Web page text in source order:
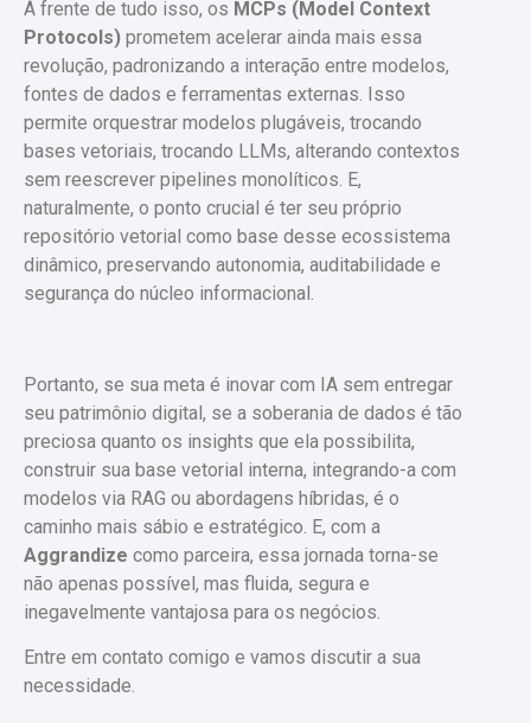
À frente de tudo isso, os MCPs (Model Context
Protocols) prometem acelerar ainda mais essa
revolução, padronizando a interação entre modelos,
fontes de dados e ferramentas externas. Isso
permite orquestrar modelos plugáveis, trocando
bases vetoriais, trocando LLMs, alterando contextos
sem reescrever pipelines monolíticos. E,
naturalmente, o ponto crucial é ter seu próprio
repositório vetorial como base desse ecossistema
dinâmico, preservando autonomia, auditabilidade e
segurança do núcleo informacional.
Portanto, se sua meta é inovar com IA sem entregar
seu patrimônio digital, se a soberania de dados é tão
preciosa quanto os insights que ela possibilita,
construir sua base vetorial interna, integrando-a com
modelos via RAG ou abordagens híbridas, é o
caminho mais sábio e estratégico. E, com a
Aggrandize como parceira, essa jornada torna-se
não apenas possível, mas fluida, segura e
inegavelmente vantajosa para os negócios.
Entre em contato comigo e vamos discutir a sua
necessidade.